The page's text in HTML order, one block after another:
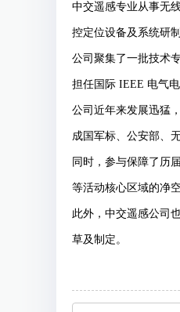
中交遥感专业从事无
控定位设备及系统研
公司聚集了一批技术
担任国际 IEEE 电气
公司近年来发展迅猛
成国军标、公安部、
同时，参与保障了历
等活动核心区域的净空
此外，中交遥感公司
草及制定。